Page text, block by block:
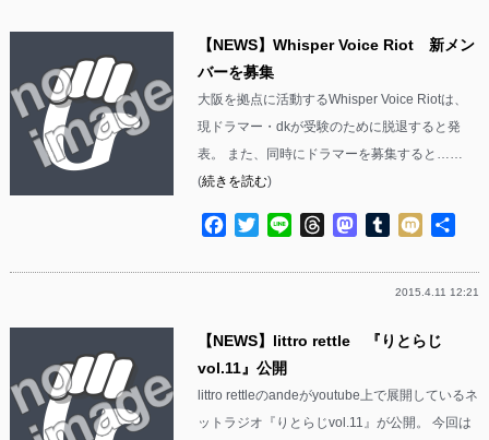
【NEWS】Whisper Voice Riot 新メン
バーを募集
大阪を拠点に活動するWhisper Voice Riotは、
現ドラマー・dkが受験のために脱退すると発
表。 また、同時にドラマーを募集すると……
(続きを読む)
Facebook
TwitterLine ThreadsMastodon
Tumblr
Mixi
2015.4.11 12:21
【NEWS】littro rettle 『りとらじ
vol.11』公開
littro rettleのandeがyoutube上で展開しているネ
ットラジオ『りとらじvol.11』が公開。 今回は